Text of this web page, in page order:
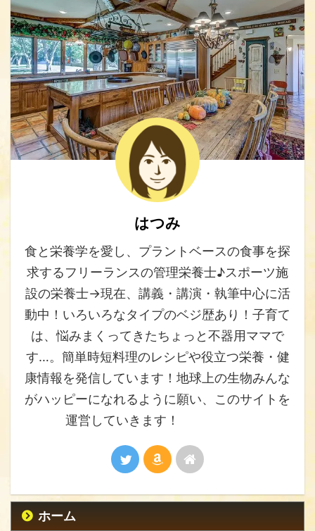
はつみ
食と栄養学を愛し、プラントベースの食事を探
求するフリーランスの管理栄養士♪スポーツ施
設の栄養士→現在、講義・講演・執筆中心に活
動中！いろいろなタイプのベジ歴あり！子育て
は、悩みまくってきたちょっと不器用ママで
す…。簡単時短料理のレシピや役立つ栄養・健
康情報を発信しています！地球上の生物みんな
がハッピーになれるように願い、このサイトを
運営していきます！
ホーム